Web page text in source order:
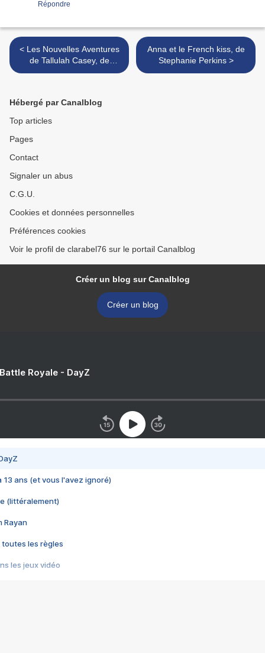
Répondre
< Les Nouvelles Aventures
de Tallulah Casey, de
Louise Rennison
Anna et le French kiss, de
Stephanie Perkins >
Hébergé par Canalblog
Top articles
Pages
Contact
Signaler un abus
C.G.U.
Cookies et données personnelles
Préférences cookies
Voir le profil de clarabel76 sur le portail Canalblog
Créer un blog sur Canalblog
Créer un blog
Royale - DayZ
13 ans (et vous l'avez ignoré)
(littéralement)
Rayan
toutes les règles
les jeux vidéo